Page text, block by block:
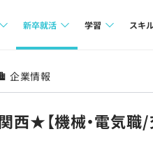
イド
新卒就活
本選考
インターン
学習
4択課題
スキ
評
企業情報
西★【機械・電気職